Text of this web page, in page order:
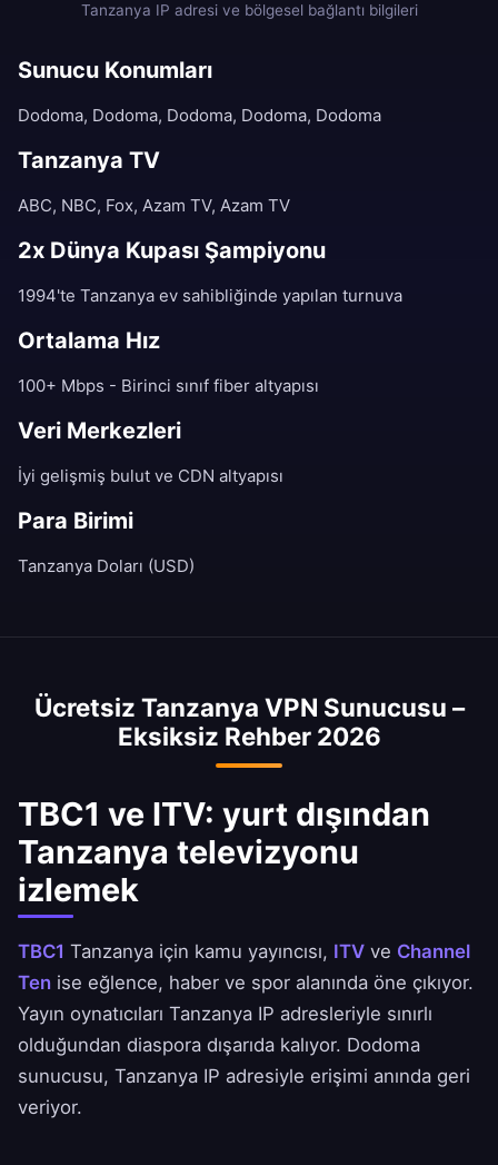
Tanzanya IP adresi ve bölgesel bağlantı bilgileri
Sunucu Konumları
Dodoma, Dodoma, Dodoma, Dodoma, Dodoma
Tanzanya TV
ABC, NBC, Fox, Azam TV, Azam TV
2x Dünya Kupası Şampiyonu
1994'te Tanzanya ev sahibliğinde yapılan turnuva
Ortalama Hız
100+ Mbps - Birinci sınıf fiber altyapısı
Veri Merkezleri
İyi gelişmiş bulut ve CDN altyapısı
Para Birimi
Tanzanya Doları (USD)
Ücretsiz Tanzanya VPN Sunucusu –
Eksiksiz Rehber 2026
TBC1 ve ITV: yurt dışından
Tanzanya televizyonu
izlemek
TBC1 Tanzanya için kamu yayıncısı, ITV ve Channel
Ten ise eğlence, haber ve spor alanında öne çıkıyor.
Yayın oynatıcıları Tanzanya IP adresleriyle sınırlı
olduğundan diaspora dışarıda kalıyor. Dodoma
sunucusu, Tanzanya IP adresiyle erişimi anında geri
veriyor.